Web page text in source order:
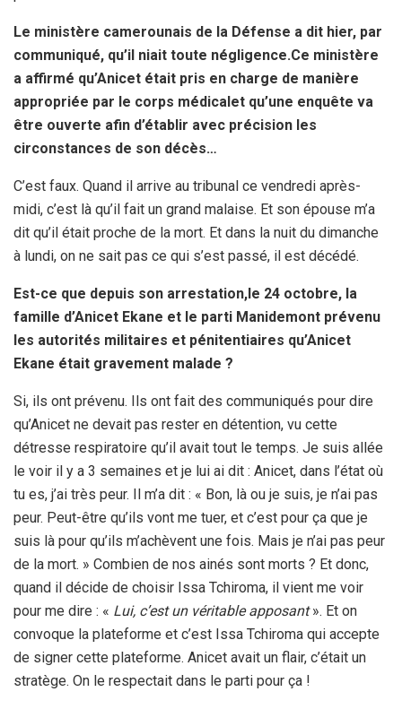
Le ministère camerounais de la Défense a dit hier, par
communiqué, qu’il niait toute négligence.Ce ministère
a affirmé qu’Anicet était pris en charge de manière
appropriée par le corps médical et qu’une enquête va
être ouverte afin d’établir avec précision les
circonstances de son décès…
C’est faux. Quand il arrive au tribunal ce vendredi après-
midi, c’est là qu’il fait un grand malaise. Et son épouse m’a
dit qu’il était proche de la mort. Et dans la nuit du dimanche
à lundi, on ne sait pas ce qui s’est passé, il est décédé.
Est-ce que depuis son arrestation, le 24 octobre, la
famille d’Anicet Ekane et le parti Manidemont prévenu
les autorités militaires et pénitentiaires qu’Anicet
Ekane était gravement malade ?
Si, ils ont prévenu. Ils ont fait des communiqués pour dire
qu’Anicet ne devait pas rester en détention, vu cette
détresse respiratoire qu’il avait tout le temps. Je suis allée
le voir il y a 3 semaines et je lui ai dit : Anicet, dans l’état où
tu es, j’ai très peur. Il m’a dit : « Bon, là ou je suis, je n’ai pas
peur. Peut-être qu’ils vont me tuer, et c’est pour ça que je
suis là pour qu’ils m’achèvent une fois. Mais je n’ai pas peur
de la mort. » Combien de nos ainés sont morts ? Et donc,
quand il décide de choisir Issa Tchiroma, il vient me voir
pour me dire : « Lui, c’est un véritable apposant». Et on
convoque la plateforme et c’est Issa Tchiroma qui accepte
de signer cette plateforme. Anicet avait un flair, c’était un
stratège. On le respectait dans le parti pour ça !